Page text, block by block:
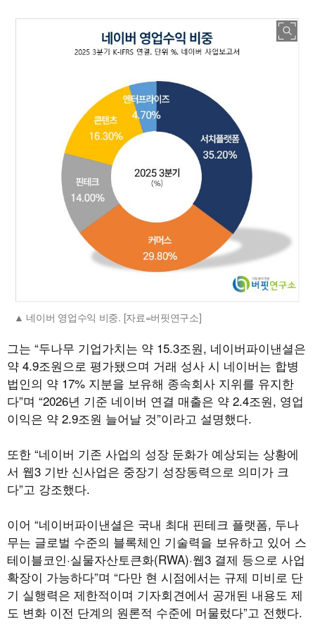
네이버 영업수익 비중. [자료=버핏연구소]
그는 “두나무 기업가치는 약 15.3조원, 네이버파이낸셜은
약 4.9조원으로 평가됐으며 거래 성사 시 네이버는 합병
법인의 약 17% 지분을 보유해 종속회사 지위를 유지한
다”며 “2026년 기준 네이버 연결 매출은 약 2.4조원, 영업
이익은 약 2.9조원 늘어날 것”이라고 설명했다.
또한 “네이버 기존 사업의 성장 둔화가 예상되는 상황에
서 웹3 기반 신사업은 중장기 성장동력으로 의미가 크
다”고 강조했다.
이어 “네이버파이낸셜은 국내 최대 핀테크 플랫폼, 두나
무는 글로벌 수준의 블록체인 기술력을 보유하고 있어 스
테이블코인·실물자산토큰화(RWA)·웹3 결제 등으로 사업
확장이 가능하다”며 “다만 현 시점에서는 규제 미비로 단
기 실행력은 제한적이며 기자회견에서 공개된 내용도 제
도 변화 이전 단계의 원론적 수준에 머물렀다”고 전했다.